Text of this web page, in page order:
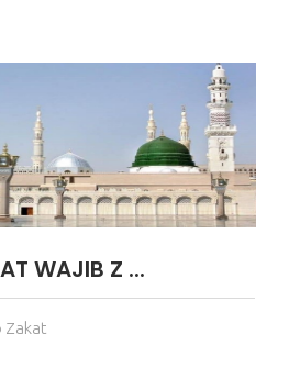
WAJIB Z ...
Zakat